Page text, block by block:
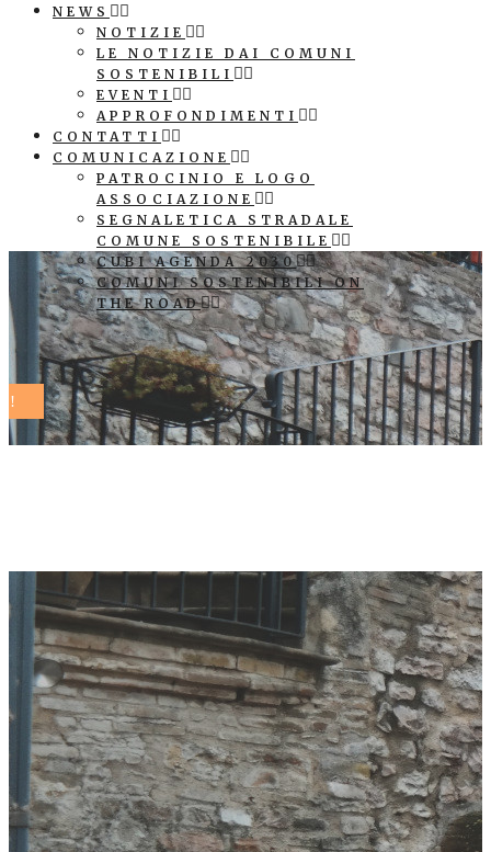
NEWS
NOTIZIE
LE NOTIZIE DAI COMUNI
SOSTENIBILI
EVENTI
APPROFONDIMENTI
CONTATTI
COMUNICAZIONE
PATROCINIO E LOGO
ASSOCIAZIONE
SEGNALETICA STRADALE
COMUNE SOSTENIBILE
CUBI AGENDA 2030
COMUNI SOSTENIBILI ON
THE ROAD